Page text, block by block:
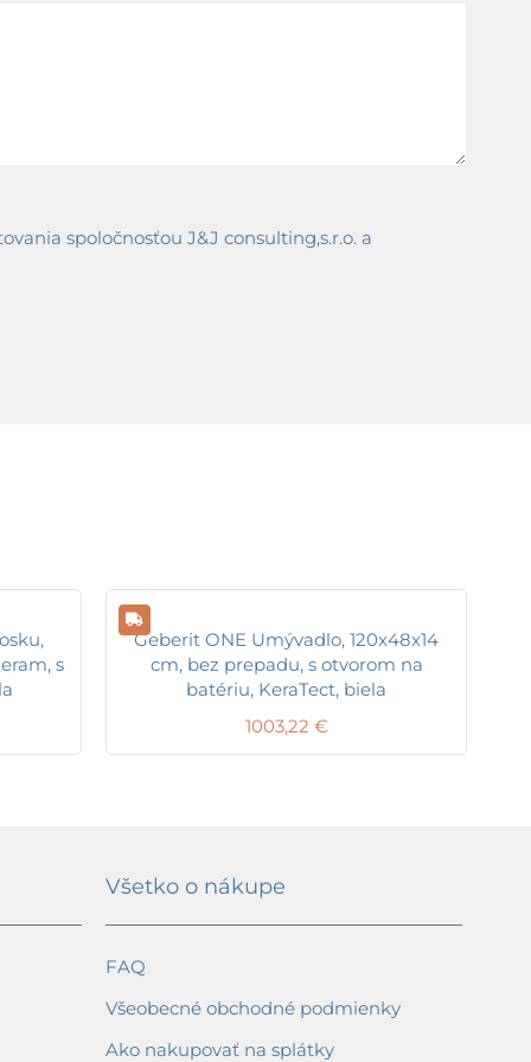
spoločnosťou J&J consulting,s.r.o. a
s
Geberit ONE Umývadlo, 120x48x14
cm, bez prepadu, s otvorom na
batériu, KeraTect, biela
1003,22 €
Všetko o nákupe
FAQ
Všeobecné obchodné podmienky
Ako nakupovať na splátky